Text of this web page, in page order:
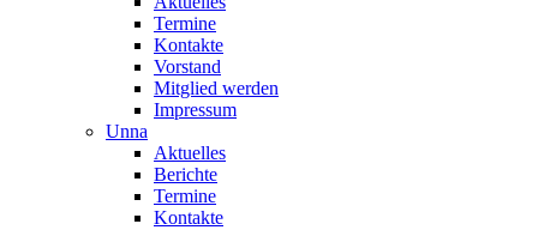
Termine
Kontakte
Vorstand
Mitglied werden
Impressum
Unna
Aktuelles
Berichte
Termine
Kontakte